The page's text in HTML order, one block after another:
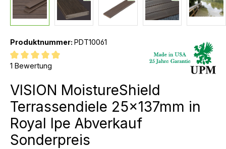
Produktnummer: PDT10061
Durchschnittliche Bewertung von 5 von 5 Sternen
1 Bewertung
VISION MoistureShield
Terrassendiele 25x137mm in
Royal Ipe Abverkauf
Sonderpreis